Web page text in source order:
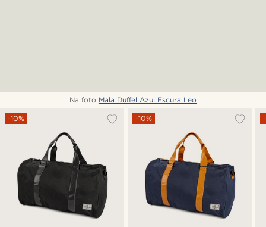
Na foto Mala Duffel Azul Escura Leo
-10% -10%